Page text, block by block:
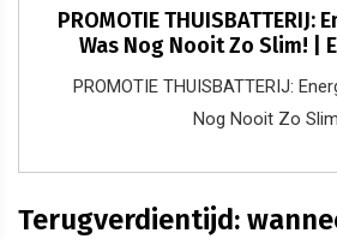
PROMOTIE THUISBATTERIJ:
Was Nog Nooit Zo Slim! |
PROMOTIE THUISBATTERIJ:
Nog Nooit Zo
Terugverdientijd: